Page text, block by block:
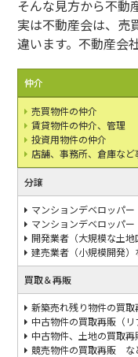
そんな見方から不動
実は不動産会は、売
違います。不動産会
仲介
売買物件の仲介
賃貸物件の仲介、管理
投資用物件の仲介
店舗、事務所、倉庫な
分譲
マンションデベロッパー
マンションデベロッパー
開発業者（大規模な土地
建売業者（小規模開発）
買取＆再販
新築売れ残り物件の買取
中古物件の買取再販（リ
中古物件、土地の買取再
競売物件の買取再販 な